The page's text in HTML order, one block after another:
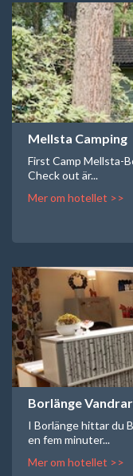
Mellsta Camping
First Camp Mellsta-
Check out är...
Mer om hotellet >>
Borlänge
I Borlänge hittar du
en fem minuter...
Mer om hotellet >>